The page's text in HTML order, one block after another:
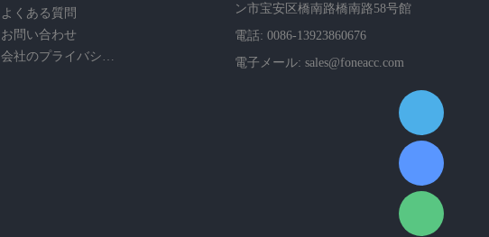
よくある質問
お問い合わせ
ン市宝安区橋南路橋南路58号館
電話: 0086-13923860676
電子メール: sales@foneacc.com